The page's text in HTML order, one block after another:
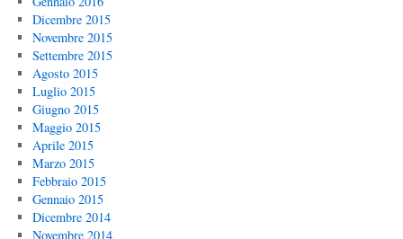
Dicembre 2015
Novembre 2015
Settembre 2015
Agosto 2015
Luglio 2015
Giugno 2015
Maggio 2015
Aprile 2015
Marzo 2015
Febbraio 2015
Gennaio 2015
Dicembre 2014
Novembre 2014